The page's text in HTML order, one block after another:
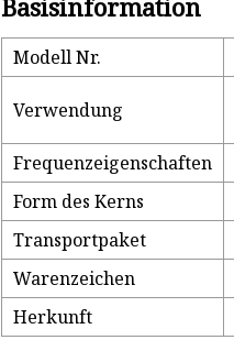
Basisinformation
Modell Nr.
Verwendung
Frequenzeigenschaften
Form des Kerns
Transportpaket
Warenzeichen
Herkunft